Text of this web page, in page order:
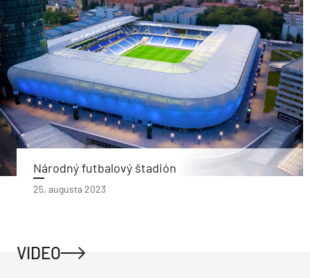
Národný futbalový štadión
25. augusta 2023
VIDEO